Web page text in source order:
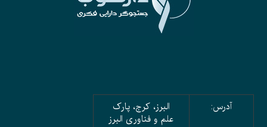
آدرس:
البرز، کرج، پارک
علم و فناوری البرز